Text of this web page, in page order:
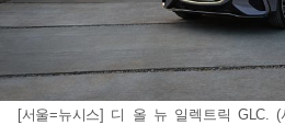
[서울=뉴시스] 디 올 뉴 일렉트릭 GLC. (